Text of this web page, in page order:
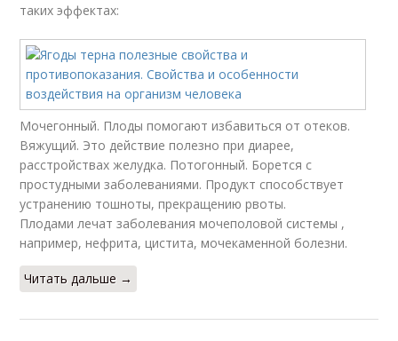
таких эффектах:
Мочегонный. Плоды помогают избавиться от отеков.
Вяжущий. Это действие полезно при диарее,
расстройствах желудка. Потогонный. Борется с
простудными заболеваниями. Продукт способствует
устранению тошноты, прекращению рвоты.
Плодами лечат заболевания мочеполовой системы ,
например, нефрита, цистита, мочекаменной болезни.
Читать дальше →